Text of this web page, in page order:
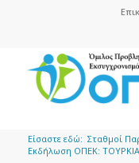
Είσαστε εδώ: Σταθμοί
Εκδήλωση ΟΠΕΚ: